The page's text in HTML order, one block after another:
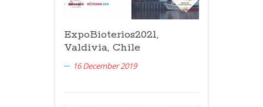
ExpoBioterios2021,
Valdivia, Chile
16 December 2019